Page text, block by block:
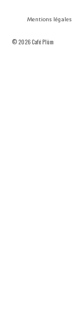
Mentions légales
© 2026 Café Plùm